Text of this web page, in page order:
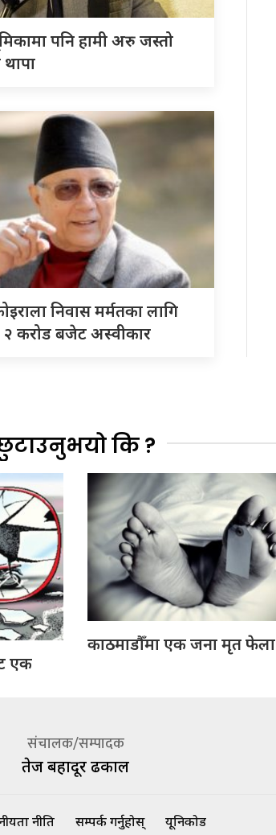
पनि हामी अरु जस्तो
निवास मर्मतका लागि
२ करोड बजेट अस्वीकार
कि ?
एक
काठमाडौँमा एक जना मृत फेला
संचालक/सम्पादक
तेज बहादूर ढकाल
नीति सम्पर्क गर्नुहोस् यूनिकोड